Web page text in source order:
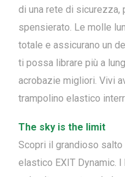
di una rete di sicurezza,
spensierato. Le molle
totale e assicurano un
ti possa librare più a
acrobazie migliori. Vivi
trampolino elastico
The sky is the limit
Scopri il grandioso
elastico EXIT Dynamic.